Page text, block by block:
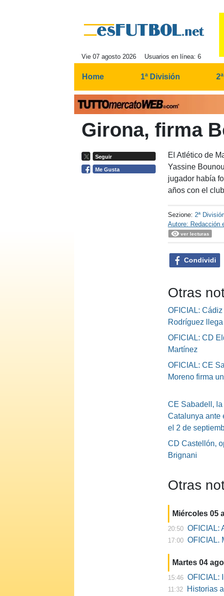
Vie 07 agosto 2026 Usuarios en línea: 6
Home 1ª División
Girona, firma
Seguir
Me Gusta
El Atlético de
Yassine
jugador había
años con el
Sezione:2ª
Autore: Redacción
ver lecturas
Condividi
Otras
OFICIAL:
Rodríguez
OFICIAL: CD
Martínez
OFICIAL: CE
Moreno firma
CE Sabadell,
Catalunya ante
el 2 de
CD Castellón,
Brignani
Otras
Miércoles 05
20:50 OFICIAL:
17:00 OFICIAL.
Martes 04 ago
15:46 OFICIAL:
11:32 Historias